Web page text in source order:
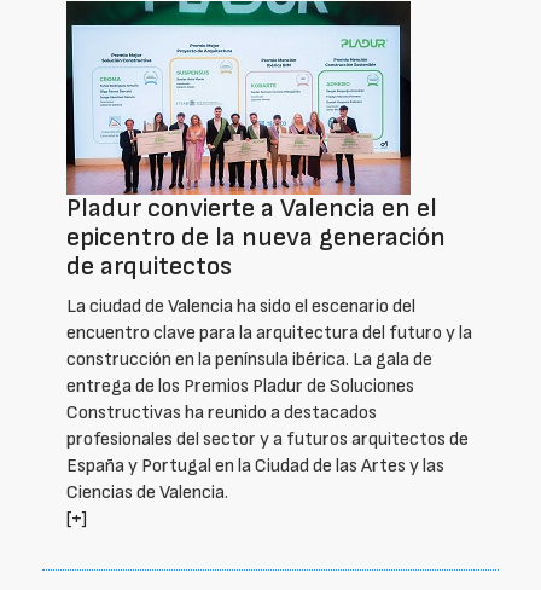
Pladur convierte a Valencia en el
epicentro de la nueva generación
de arquitectos
La ciudad de Valencia ha sido el escenario del
encuentro clave para la arquitectura del futuro y la
construcción en la península ibérica. La gala de
entrega de los Premios Pladur de Soluciones
Constructivas ha reunido a destacados
profesionales del sector y a futuros arquitectos de
España y Portugal en la Ciudad de las Artes y las
Ciencias de Valencia.
[+]